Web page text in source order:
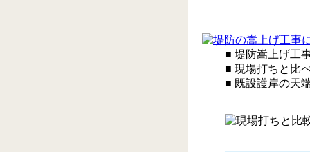
■ 堤防嵩上げ工
■ 現場打ちと比
■ 既設護岸の天